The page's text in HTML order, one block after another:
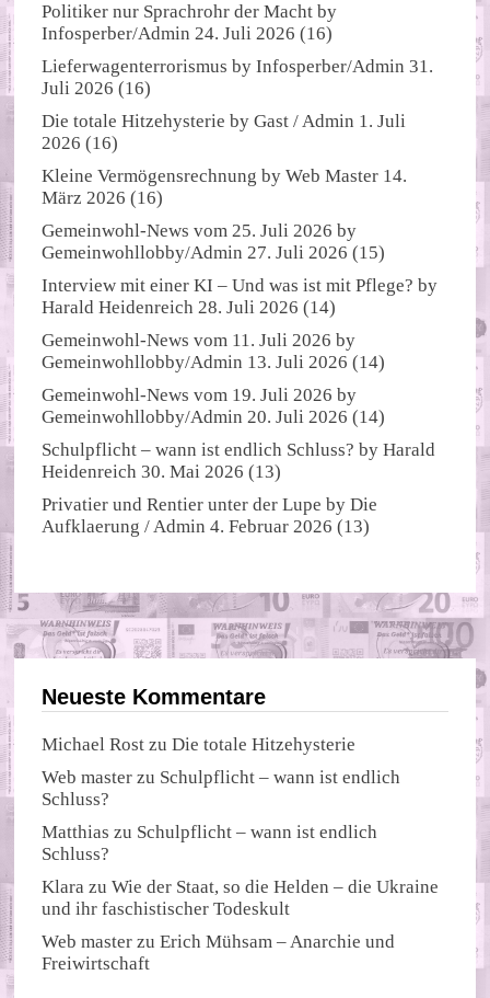
Politiker nur Sprachrohr der Macht by
Infosperber/Admin 24. Juli 2026 (16)
Lieferwagenterrorismus byInfosperber/Admin 31.
Juli 2026 (16)
Die totale Hitzehysterie byGast / Admin 1. Juli
2026 (16)
Kleine Vermögensrechnung byWeb Master 14.
März 2026 (16)
Gemeinwohl-News vom 25. Juli 2026 by
Gemeinwohllobby/Admin 27. Juli 2026 (15)
Interview mit einer KI – Und was ist mit Pflege? by
Harald Heidenreich 28. Juli 2026 (14)
Gemeinwohl-News vom 11. Juli 2026 by
Gemeinwohllobby/Admin 13. Juli 2026 (14)
Gemeinwohl-News vom 19. Juli 2026 by
Gemeinwohllobby/Admin 20. Juli 2026 (14)
Schulpflicht – wann ist endlich Schluss? byHarald
Heidenreich 30. Mai 2026 (13)
Privatier und Rentier unter der Lupe byDie
Aufklaerung / Admin 4. Februar 2026 (13)
Neueste Kommentare
Michael Rost zuDie totale Hitzehysterie
Web master zu Schulpflicht – wann ist endlich
Schluss?
Matthias zu Schulpflicht – wann ist endlich
Schluss?
Klara zuWie der Staat, so die Helden – die Ukraine
und ihr faschistischer Todeskult
Web master zuErich Mühsam – Anarchie und
Freiwirtschaft